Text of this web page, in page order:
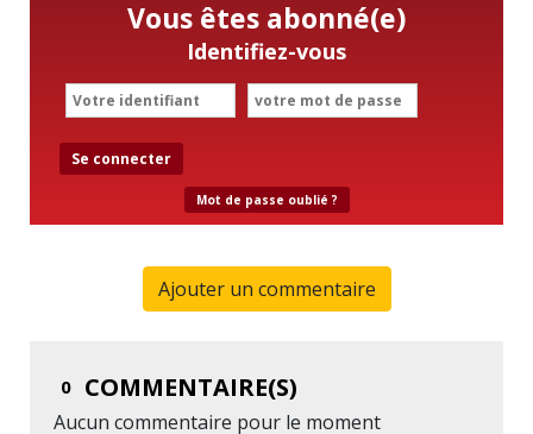
Vous êtes abonné(e)
Identifiez-vous
Se connecter
Mot de passe oublié ?
Ajouter un commentaire
0 COMMENTAIRE(S)
Aucun commentaire pour le moment